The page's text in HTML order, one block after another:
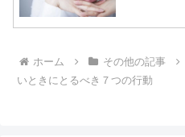
ホーム その他の記事
いときにとるべき７つの行動